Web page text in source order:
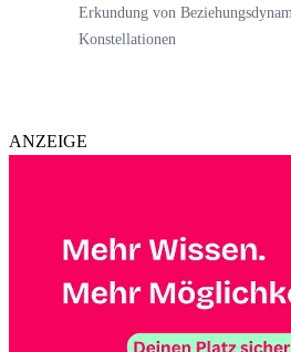
Erkundung von
Konstellationen
ANZEIGE